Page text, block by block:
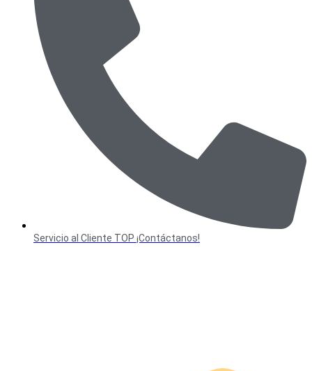
Servicio al Cliente TOP ¡Contáctanos!